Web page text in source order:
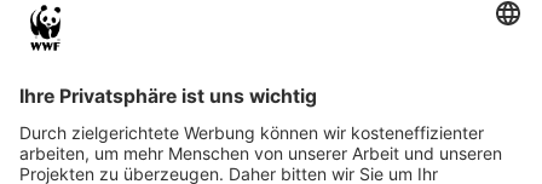
WWF Deutschland